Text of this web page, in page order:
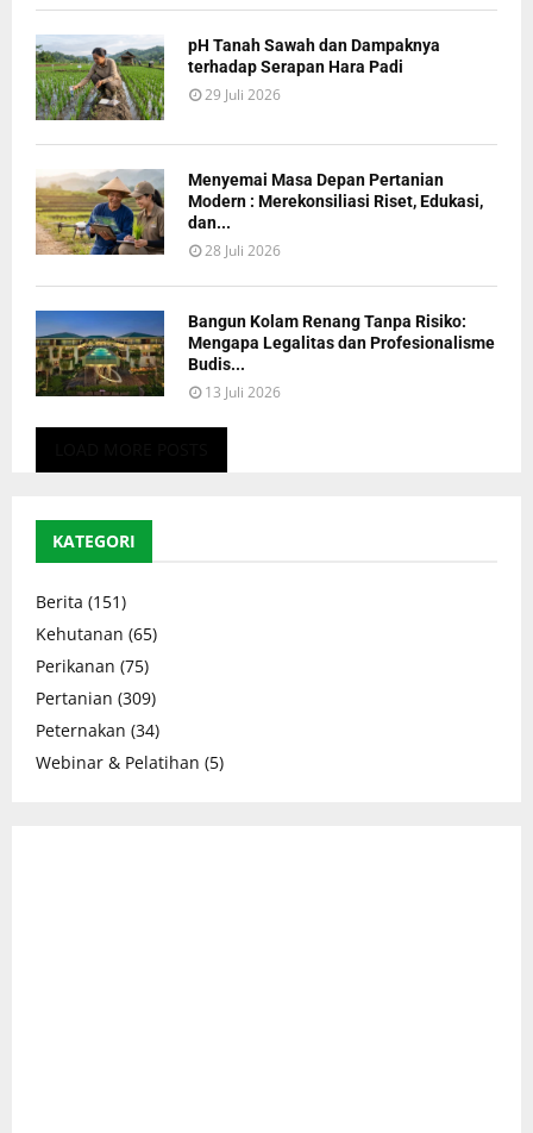
pH Tanah Sawah dan Dampaknya
terhadap Serapan Hara Padi
29 Juli 2026
Menyemai Masa Depan Pertanian
Modern : Merekonsiliasi Riset, Edukasi,
dan...
28 Juli 2026
Bangun Kolam Renang Tanpa Risiko:
Mengapa Legalitas dan Profesionalisme
Budis...
13 Juli 2026
KATEGORI
Berita (151)
Kehutanan (65)
Perikanan (75)
Pertanian (309)
Peternakan (34)
Webinar & Pelatihan (5)